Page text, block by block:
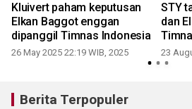
Kluivert paham keputusan
Elkan Baggot enggan
dipanggil Timnas Indonesia
26 May 2025 22:19 WIB, 2025
STY
dan
23
Berita Terpopuler